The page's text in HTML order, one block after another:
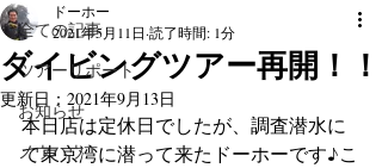
全ての記事
ツアーリポート
お知らせ
ノウハウ
ダイビングツアー再開！！
ドーホー
2021年5月11日 読了時間: 1分
更新日： 2021年9月13日
本日店は定休日でしたが、調査潜水に
て東京湾に潜って来たドーホーです♪こ